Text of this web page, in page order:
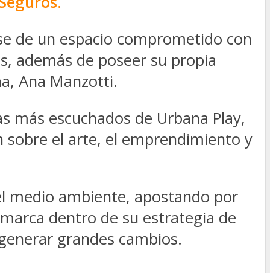
de un espacio comprometido con
además de poseer su propia
Ana Manzotti.
más escuchados de Urbana Play,
sobre el arte, el emprendimiento y
medio ambiente, apostando por
dentro de su estrategia de
grandes cambios.